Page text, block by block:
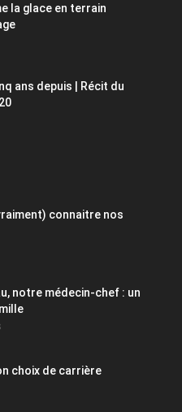
la glace en terrain
ans depuis | Récit du
connaitre nos
notre médecin-chef : un
choix de carrière